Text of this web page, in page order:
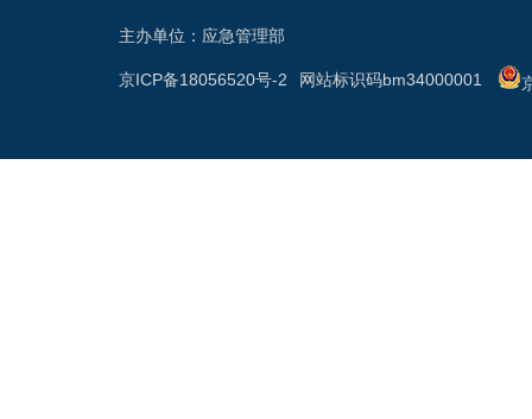
主办单位：应急管理部
网站标识码bm34000001
京ICP备18056520号-2